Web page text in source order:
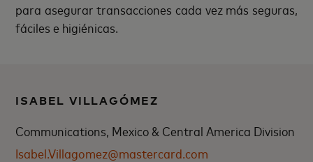
para asegurar transacciones cada vez más seguras,
fáciles e higiénicas.
ISABEL VILLAGÓMEZ
Communications, Mexico & Central America Division
Isabel.Villagomez@mastercard.com